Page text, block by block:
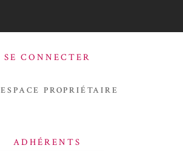
SE CONNECTER
ESPACE PROPRIÉTAIRE
ADHÉRENTS